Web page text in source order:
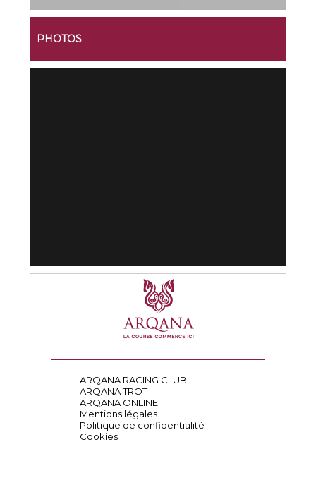
PHOTOS
ARQANA RACING CLUB
ARQANA TROT
ARQANA ONLINE
Mentions légales
Politique de confidentialité
Cookies